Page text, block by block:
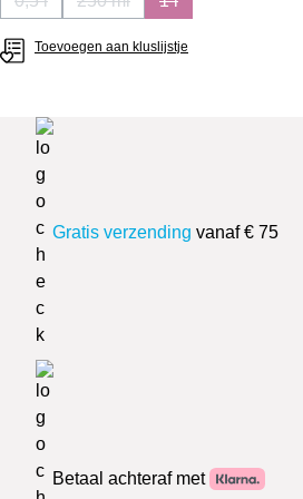
(Deze optie is momenteel niet
(Deze optie is momenteel
Toevoegen aan kluslijstje
Gratis verzending vanaf € 75
Betaal achteraf met